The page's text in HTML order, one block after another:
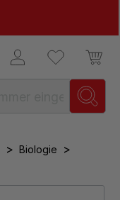
> Biologie >